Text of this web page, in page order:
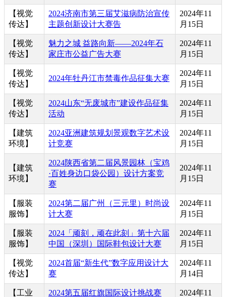
【视觉
传达】
2024济南市第三届艾滋病防治宣传
主题创新设计大赛告
2024年11
月15日
【视觉
传达】
魅力之城 益路向新——2024年石
家庄市公益广告大赛
2024年11
月15日
【视觉
传达】
2024年牡丹江市禁毒作品征集大赛
2024年11
月15日
【视觉
传达】
2024山东“无废城市”建设作品征集
活动
2024年11
月15日
【建筑
环境】
2024亚洲建筑规划景观数字艺术设
计竞赛
2024年11
月15日
【建筑
环境】
2024陕西省第二届风景园林（宝鸡
·百姓身边口袋公园）设计方案竞
赛
2024年11
月15日
【服装
服饰】
2024第二届广州（三元里）时尚设
计大赛
2024年11
月15日
【服装
服饰】
2024「顽刻，顽在此刻」第十六届
中国（深圳）国际鞋包设计大赛
2024年11
月15日
【视觉
传达】
2024首届“新生代”数字应用设计大
赛
2024年11
月14日
【工业 2024第五届红旗国际设计挑战赛 2024年11